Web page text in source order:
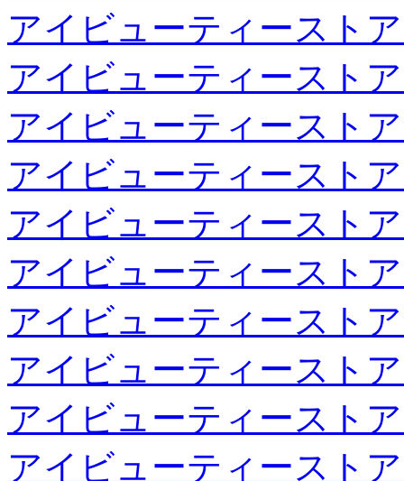
アイビューティースト
アイビューティースト
アイビューティースト
アイビューティースト
アイビューティースト
アイビューティースト
アイビューティースト
アイビューティースト
アイビューティースト
アイビューティースト